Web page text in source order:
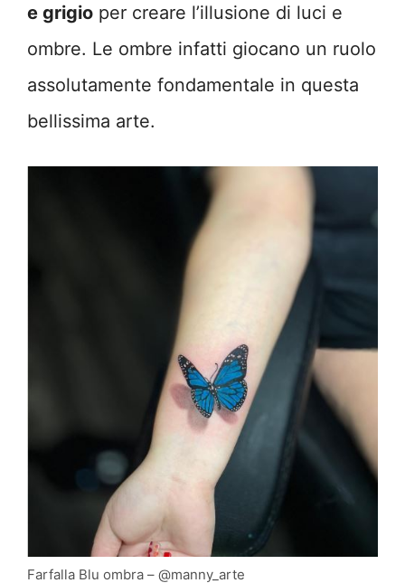
e grigio per creare l’illusione di luci e
ombre. Le ombre infatti giocano un ruolo
assolutamente fondamentale in questa
bellissima arte.
Farfalla Blu ombra – @manny_arte